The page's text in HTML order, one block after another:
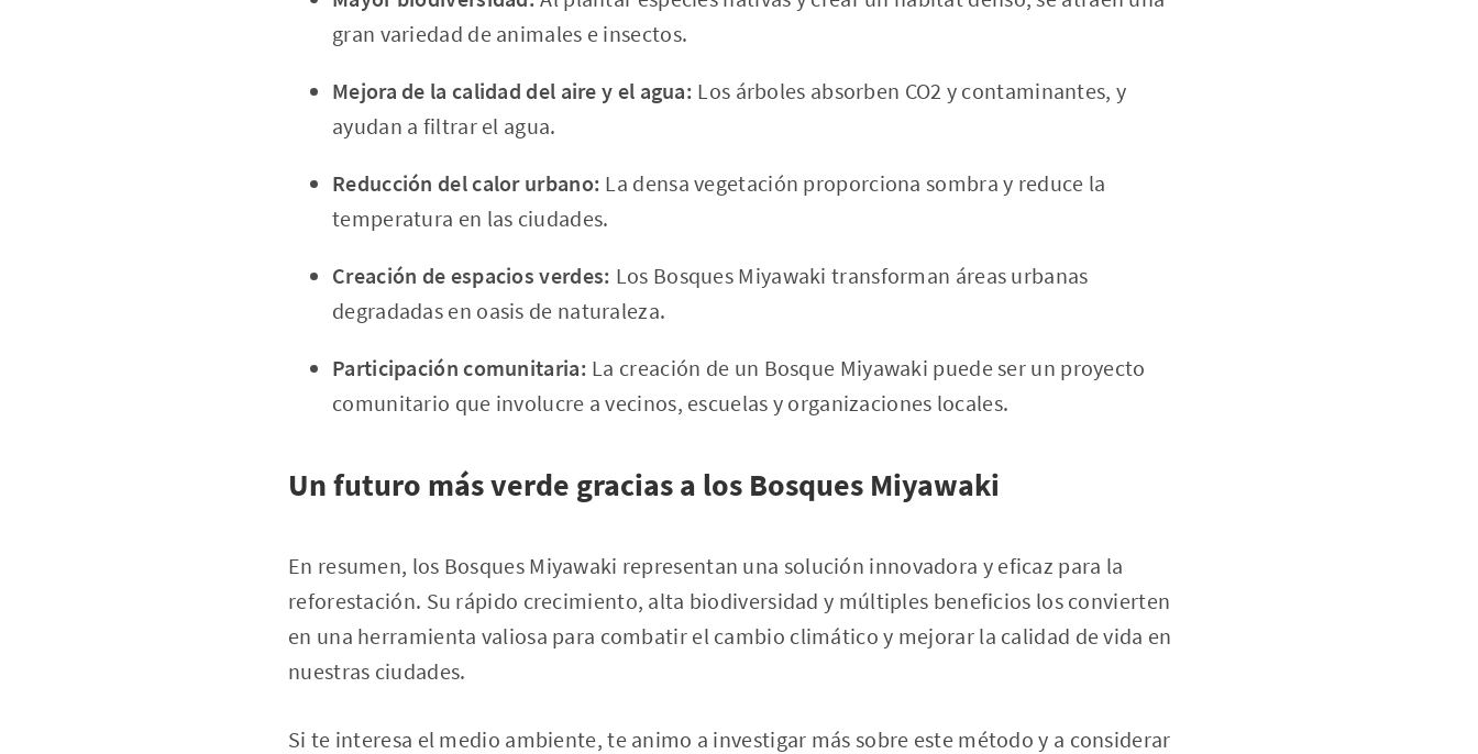
gran variedad de animales e insectos.
Mejora de la calidad del aire y el agua: Los árboles absorben CO2 y contaminantes, y
ayudan a filtrar el agua.
Reducción del calor urbano: La densa vegetación proporciona sombra y reduce la
temperatura en las ciudades.
Creación de espacios verdes: Los Bosques Miyawaki transforman áreas urbanas
degradadas en oasis de naturaleza.
Participación comunitaria: La creación de un Bosque Miyawaki puede ser un proyecto
comunitario que involucre a vecinos, escuelas y organizaciones locales.
Un futuro más verde gracias a los Bosques Miyawaki
En resumen, los Bosques Miyawaki representan una solución innovadora y eficaz para la
reforestación. Su rápido crecimiento, alta biodiversidad y múltiples beneficios los convierten
en una herramienta valiosa para combatir el cambio climático y mejorar la calidad de vida en
nuestras ciudades.
Si te interesa el medio ambiente, te animo a investigar más sobre este método y a considerar